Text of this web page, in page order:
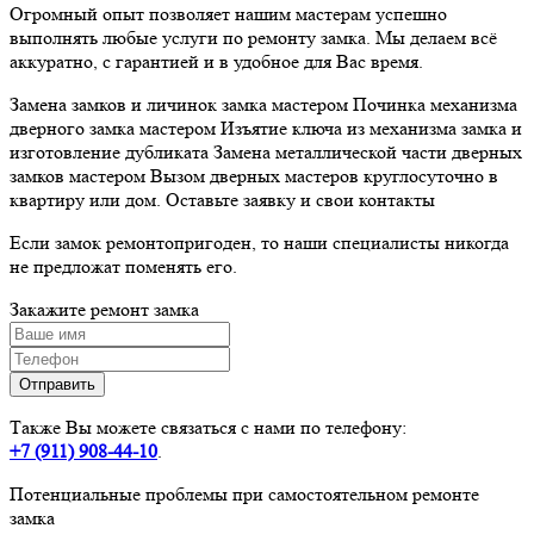
Огромный опыт позволяет нашим мастерам успешно
выполнять любые услуги по ремонту замка. Мы делаем всё
аккуратно, с гарантией и в удобное для Вас время.
Замена замков и личинок замка мастером Починка механизма
дверного замка мастером Изъятие ключа из механизма замка и
изготовление дубликата Замена металлической части дверных
замков мастером Вызом дверных мастеров круглосуточно в
квартиру или дом. Оставьте заявку и свои контакты
Если замок ремонтопригоден, то наши специалисты никогда
не предложат поменять его.
Закажите ремонт замка
Также Вы можете связаться с нами по телефону:
+7 (911)908-44-10.
Потенциальные проблемы при самостоятельном ремонте
замка